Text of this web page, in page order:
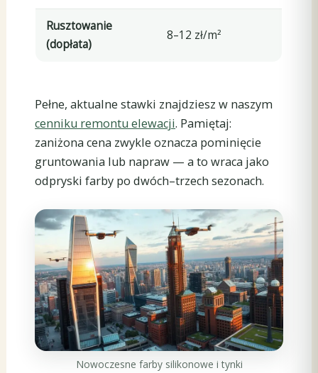
Rusztowanie
(dopłata)
8–12 zł/m²
Pełne, aktualne stawki znajdziesz w naszym
cenniku remontu elewacji. Pamiętaj:
zaniżona cena zwykle oznacza pominięcie
gruntowania lub napraw — a to wraca jako
odpryski farby po dwóch–trzech sezonach.
Nowoczesne farby silikonowe i tynki